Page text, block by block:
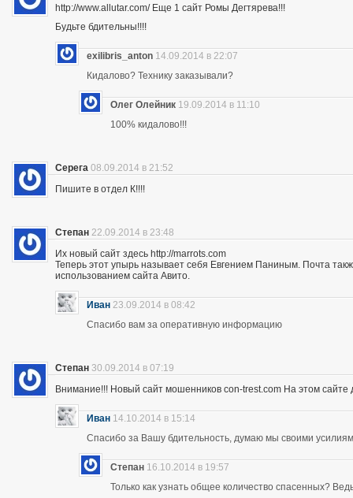
http://www.allutar.com/ Еще 1 сайт Ромы Дегтярева!!!
Будьте бдительны!!!!
exilibris_anton 14.09.2014 в 22:07
Кидалово? Технику заказывали?
Олег Олейник 19.09.2014 в 11:10
100% кидалово!!!
Серега 08.09.2014 в 21:52
Пишите в отдел К!!!!
Степан 22.09.2014 в 23:48
Их новый сайт здесь http://marrots.com
Теперь этот упырь называет себя Евгением Паниным. Почта
использованием сайта Авито.
Иван 23.09.2014 в 08:42
Спасибо вам за оперативную информацию
Степан 30.09.2014 в 07:19
Внимание!!! Новый сайт мошенников con-trest.com На этом сайте
Иван 14.10.2014 в 15:14
Спасибо за Вашу бдительность, думаю мы своими
Степан 16.10.2014 в 19:57
Только как узнать общее количество спасенных?